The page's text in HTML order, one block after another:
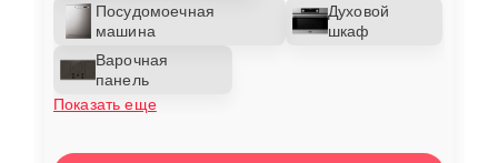
Посудомоечная
машина
Духовой
шкаф
Варочная
панель
Показать еще